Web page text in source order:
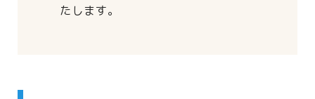
たします。